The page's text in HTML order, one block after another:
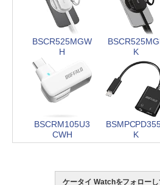
BSCR525MGW
H
K
BSCRM105U3
CWH
K
ケータイ Watchをフォロー